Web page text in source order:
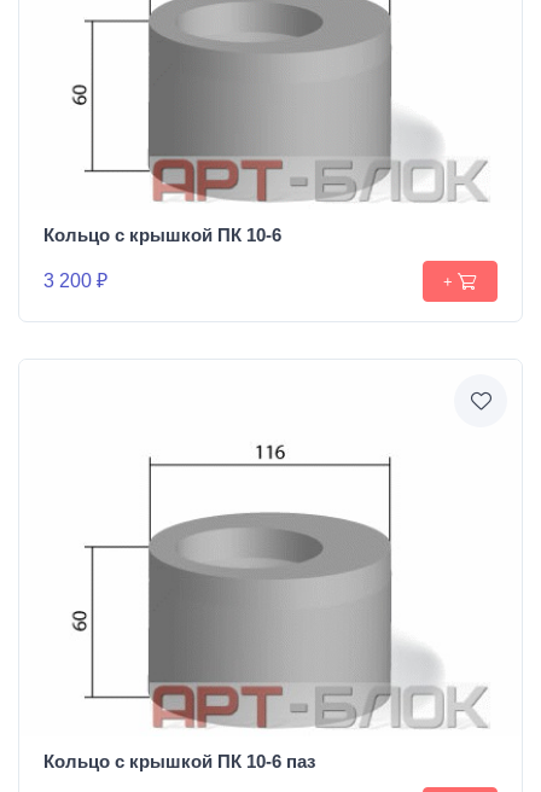
Кольцо с крышкой ПК 10-6
3 200 ₽ +
Кольцо с крышкой ПК 10-6 паз